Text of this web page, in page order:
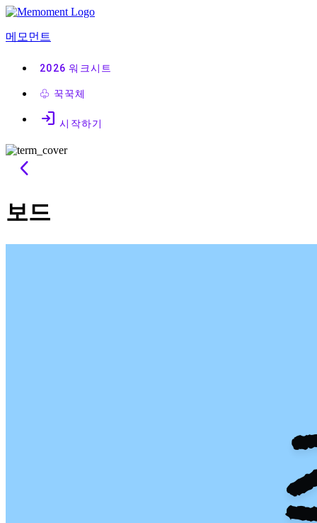
콘
츠
메모먼트
2026 워크시트
♧ 꾹꾹체
login 시작하기
arrow_back_ios
보드